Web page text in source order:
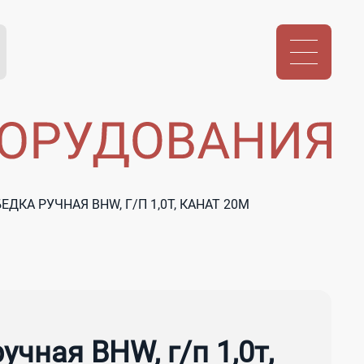
РУЧНАЯ BHW, Г/П 1,0Т, КАНАТ 20М
BHW, г/п 1,0т,